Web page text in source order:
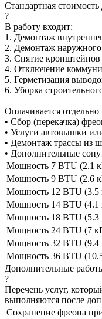
Стандартная
?
В работу входит:
1. Демонтаж
2. Демонтаж наружного
3. Снятие
4. Отключение
5. Герметизация
6. Уборка
Оплачивается
• Сбор (перекачка)
• Услуги автовышки
• Демонтаж трассы из
• Дополнительные
Мощность 7 BTU (2.1
Мощность 9 BTU (2.6
Мощность 12 BTU (3.5
Мощность 14 BTU (4.1
Мощность 18 BTU (5.3
Мощность 24 BTU (7
Мощность 32 BTU (9.4
Мощность 36 BTU
Дополнительные
?
Перечень услуг,
выполняются после
Сохранение фреона